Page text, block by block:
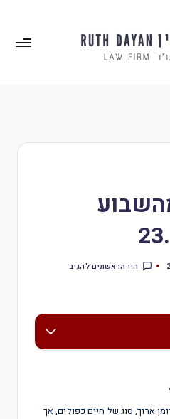
היו הראשונים להגיב
ארוך, סוג של חיים כפולים, אך